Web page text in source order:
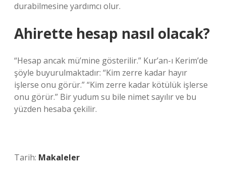
durabilmesine yardımcı olur.
Ahirette hesap nasıl olacak?
“Hesap ancak mü’mine gösterilir.” Kur’an-ı Kerim’de
şöyle buyurulmaktadır: “Kim zerre kadar hayır
işlerse onu görür.” “Kim zerre kadar kötülük işlerse
onu görür.” Bir yudum su bile nimet sayılır ve bu
yüzden hesaba çekilir.
Tarih: Makaleler